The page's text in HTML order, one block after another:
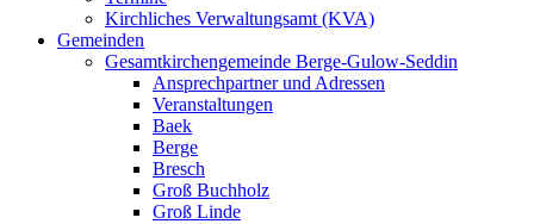
Kirchliches Verwaltungsamt (KVA)
Gemeinden
Gesamtkirchengemeinde Berge-Gulow-Seddin
Ansprechpartner und Adressen
Veranstaltungen
Baek
Berge
Bresch
Groß Buchholz
Groß Linde